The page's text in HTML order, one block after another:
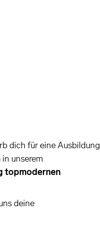
dich für eine Ausbildung
in unserem
topmodernen
deine